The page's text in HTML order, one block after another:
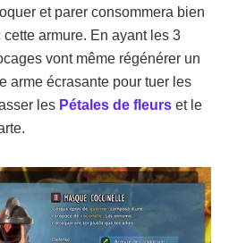
et parer consommera bien
armure. En ayant les 3
vont même régénérer un
arme écrasante pour tuer les
les Pétales de fleurs et le